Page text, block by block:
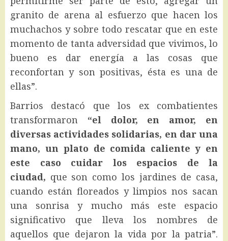
granito de arena al esfuerzo que hacen los
muchachos y sobre todo rescatar que en este
momento de tanta adversidad que vivimos, lo
bueno es dar energía a las cosas que
reconfortan y son positivas, ésta es una de
ellas”.
Barrios destacó que los ex combatientes
transformaron “el dolor, en amor, en
diversas actividades solidarias, en dar una
mano, un plato de comida caliente y en
este caso cuidar los espacios de la
ciudad, que son como los jardines de casa,
cuando están floreados y limpios nos sacan
una sonrisa y mucho más este espacio
significativo que lleva los nombres de
aquellos que dejaron la vida por la patria”.